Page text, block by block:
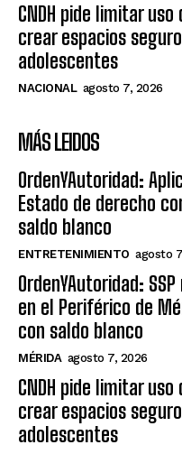
CNDH pide limitar
crear espacios
adolescentes
NACIONAL agosto 7, 2026
MÁS LEIDOS
OrdenYAutoridad:
Estado de derecho
saldo blanco
ENTRETENIMIENTO agosto
OrdenYAutoridad:
en el Periférico de
con saldo blanco
MÉRIDA agosto 7, 2026
CNDH pide limitar
crear espacios
adolescentes